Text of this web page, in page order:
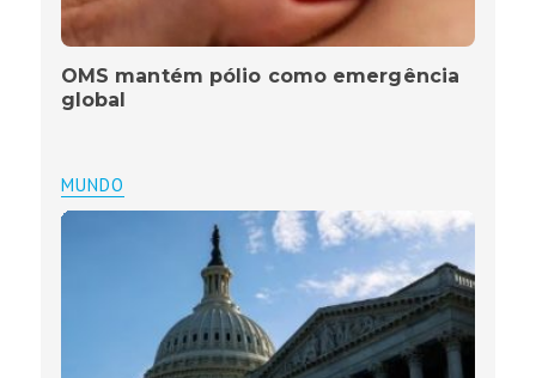
OMS mantém pólio como emergência
global
MUNDO